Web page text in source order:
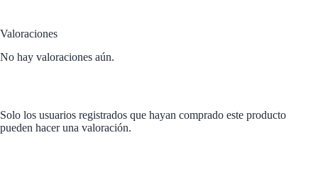
Valoraciones
No hay valoraciones aún.
Solo los usuarios registrados que hayan comprado este producto
pueden hacer una valoración.